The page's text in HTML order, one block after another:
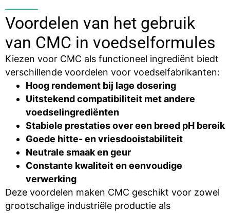
Voordelen van het gebruik
van CMC in voedselformules
Kiezen voor CMC als functioneel ingrediënt biedt
verschillende voordelen voor voedselfabrikanten:
Hoog rendement bij lage dosering
Uitstekendcompatibiliteit met andere
voedselingrediënten
Stabiele prestaties over een breed pH bereik
Goede hitte- en vriesdooistabiliteit
Neutrale smaak en geur
Constante kwaliteit en eenvoudige
verwerking
Deze voordelen maken CMC geschikt voor zowel
grootschalige industriële productie als